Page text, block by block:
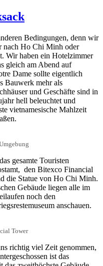
Bedingungen, denn wir
nach Ho Chi Minh oder
Wir haben ein Hotelzimmer
gleich am Abend auf
Dame sollte eigentlich
Bauwerk mehr als
und Geschäfte sind in
hell beleuchtet und
vietnamesische Mahlzeit
gesamte Touristen
den Bitexco Financial
die Statue von Ho Chi Minh.
Gebäude liegen alle im
noch den
anschauen.
Tower
richtig viel Zeit genommen,
ist das